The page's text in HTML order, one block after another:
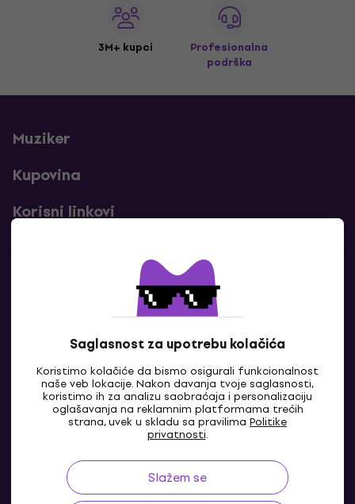
Saglasnost za upotrebu kolačića
Koristimo kolačiće da bismo osigurali funkcionalnost
naše veb lokacije. Nakon davanja tvoje saglasnosti,
koristimo ih za analizu saobraćaja i personalizaciju
oglašavanja na reklamnim platformama trećih
strana, uvek u skladu sa pravilima Politike
privatnosti.
Slažem se
3M+ kupci
Profesionalna
podrška
Muziker
Kupovina
Korisni linkovi
Kontakti
Kontaktiraj nas
BA